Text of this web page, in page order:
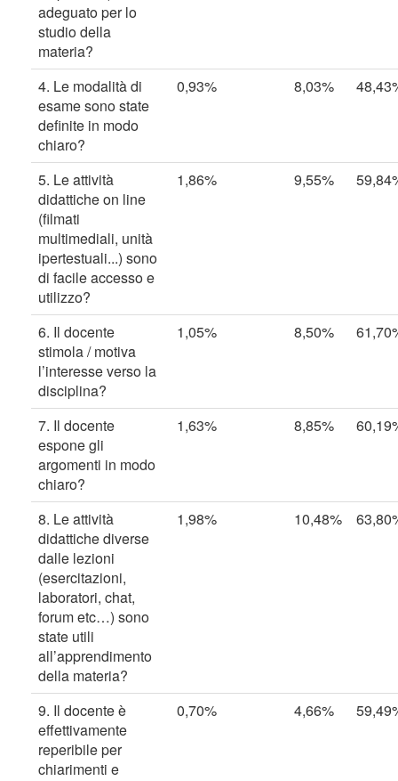
adeguato per lo
studio della
materia?
4. Le modalità di
esame sono state
definite in modo
chiaro?
0,93% 8,03%
5. Le attività
didattiche on line
(filmati
multimediali, unità
ipertestuali...) sono
di facile accesso e
utilizzo?
1,86% 9,55%
6. Il docente
stimola / motiva
l’interesse verso la
disciplina?
1,05% 8,50%
7. Il docente
espone gli
argomenti in modo
chiaro?
1,63% 8,85%
8. Le attività
didattiche diverse
dalle lezioni
(esercitazioni,
laboratori, chat,
forum etc…) sono
state utili
all’apprendimento
della materia?
1,98% 10,48%
9. Il docente è
effettivamente
reperibile per
chiarimenti e
0,70% 4,66%